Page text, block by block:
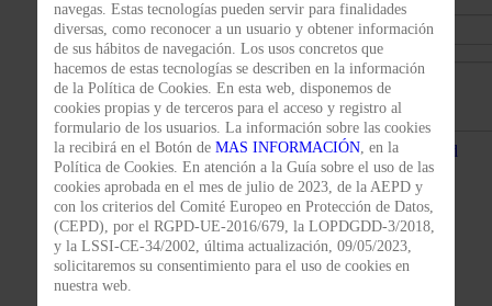
He leído y acepto lapolítica de privacidad
(*)
No soy un robot
navegas. Estas tecnologías pueden servir para finalidades
diversas, como reconocer a un usuario y obtener información
de sus hábitos de navegación. Los usos concretos que
hacemos de estas tecnologías se describen en la información
de la Política de Cookies. En esta web, disponemos de
cookies propias y de terceros para el acceso y registro al
formulario de los usuarios. La información sobre las cookies
la recibirá en el Botón de MAS INFORMACIÓN, en la
Política de Cookies. En atención a la Guía sobre el uso de las
cookies aprobada en el mes de julio de 2023, de la AEPD y
con los criterios del Comité Europeo en Protección de Datos,
(CEPD), por el RGPD-UE-2016/679, la LOPDGDD-3/2018,
y la LSSI-CE-34/2002, última actualización, 09/05/2023,
solicitaremos su consentimiento para el uso de cookies en
nuestra web.